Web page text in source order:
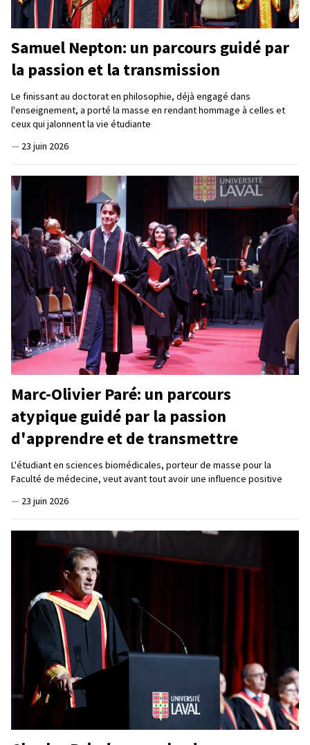
Samuel Nepton: un parcours guidé par
la passion et la transmission
Le finissant au doctorat en philosophie, déjà engagé dans
l'enseignement, a porté la masse en rendant hommage à celles et
ceux qui jalonnent la vie étudiante
— 23 juin 2026
Marc-Olivier Paré: un parcours
atypique guidé par la passion
d'apprendre et de transmettre
L'étudiant en sciences biomédicales, porteur de masse pour la
Faculté de médecine, veut avant tout avoir une influence positive
— 23 juin 2026